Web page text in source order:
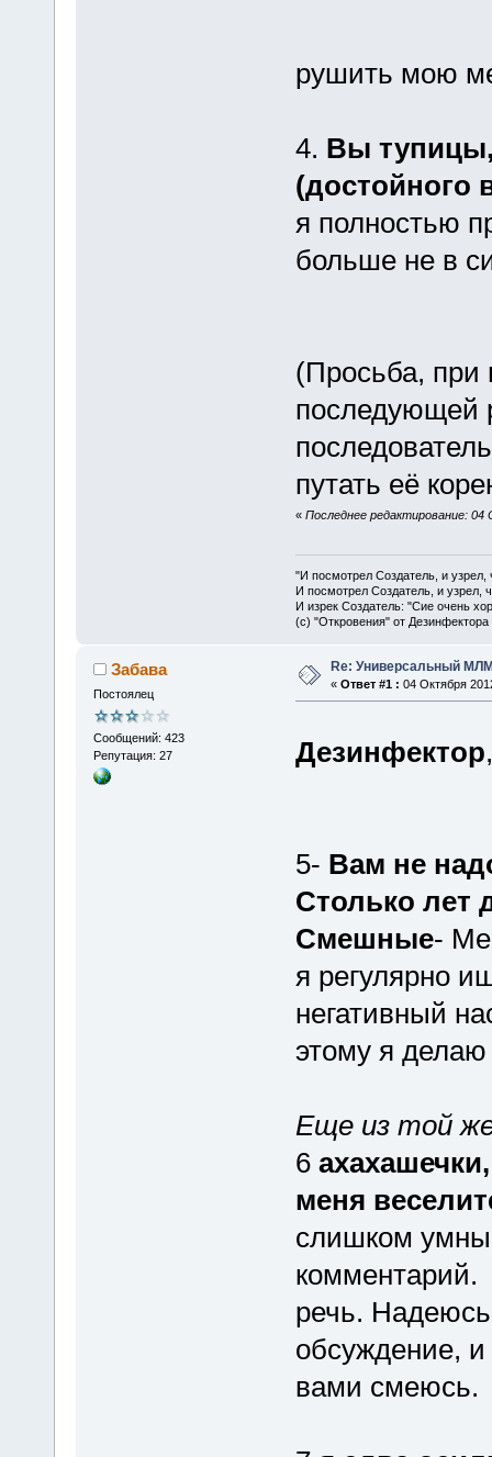
рушить мою
4. Вы тупицы,
(достойного
я полностью
больше не в
(Просьба, при
последующей
путать её
« Последнее редактирование:
"И посмотрел Создатель, и
И посмотрел Создатель, и узрел,
И изрек Создатель: "Сие очень
(с) "Откровения" от Дезинфектора
Забава
Постоялец
Сообщений: 423
Репутация: 27
Re: Универсальный
« Ответ #1 : 04 Октября
Дезинфектор
5- Вам не
Столько лет
Смешные-
я регулярно
негативный
этому я
Еще из той
6
меня
слишком
речь.
обсуждение, и
вами смеюсь.